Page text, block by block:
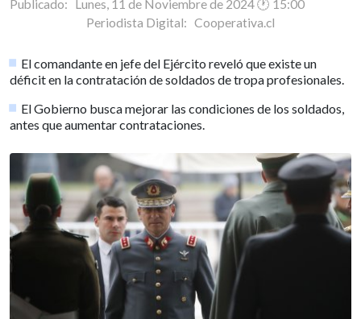
Publicado: Lunes, 11 de Noviembre de 2024 🕐 15:00
Periodista Digital: Cooperativa.cl
El comandante en jefe del Ejército reveló que existe un
déficit en la contratación de soldados de tropa profesionales.
El Gobierno busca mejorar las condiciones de los soldados,
antes que aumentar contrataciones.